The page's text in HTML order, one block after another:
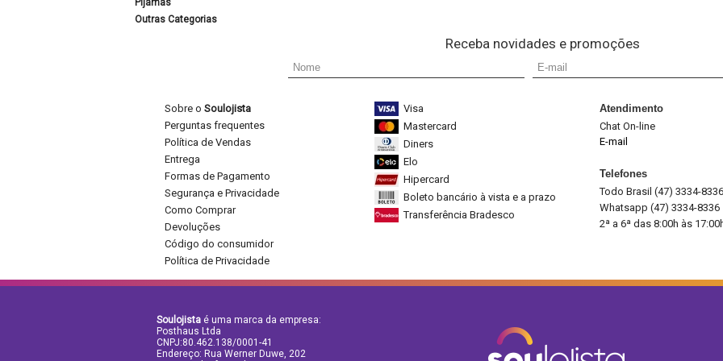
Pijamas
Outras Categorias
Receba novidades e promoções
Sobre o Soulojista
Perguntas frequentes
Política de Vendas
Entrega
Formas de Pagamento
Segurança e Privacidade
Como Comprar
Devoluções
Código do consumidor
Política de Privacidade
Visa
Mastercard
Diners
Elo
Hipercard
Boleto bancário à vista e a prazo
Transferência Bradesco
Atendimento
Chat On-line
E-mail
Telefones
Todo Brasil (47) 3334-8336
Whatsapp (47) 3334-8336
2ª a 6ª das 8:00h às
Soulojista é uma marca da empresa:
Posthaus Ltda
CNPJ:80.462.138/0001-41
Endereço: Rua Werner Duwe, 202